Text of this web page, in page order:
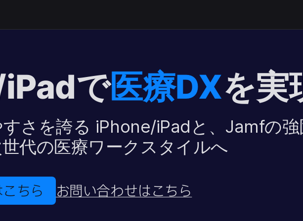
iPadで医療DXを​実
さを​誇る iPhone/iPad と、 Jamfの​
代の​医療ワークスタイルへ
ちら お問い​合わせは​こちら